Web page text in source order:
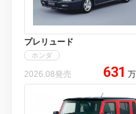
プレリュード
ホンダ
2026.08発売 631